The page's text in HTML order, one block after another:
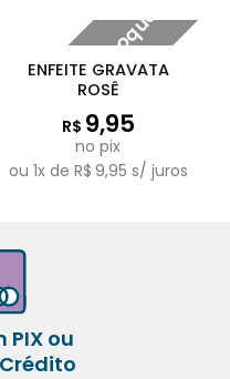
Fora de estoque
ENFEITE GRAVATA
ROSÊ
R$ 9,95
no pix
ou 1x de R$ 9,95 s/ juros
PIX ou